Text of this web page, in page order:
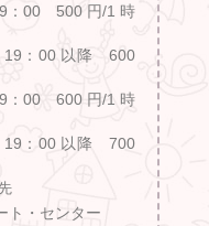
：00 500 円/1 時
19：00 以降 600
：00 600 円/1 時
19：00 以降 700
ト・センター